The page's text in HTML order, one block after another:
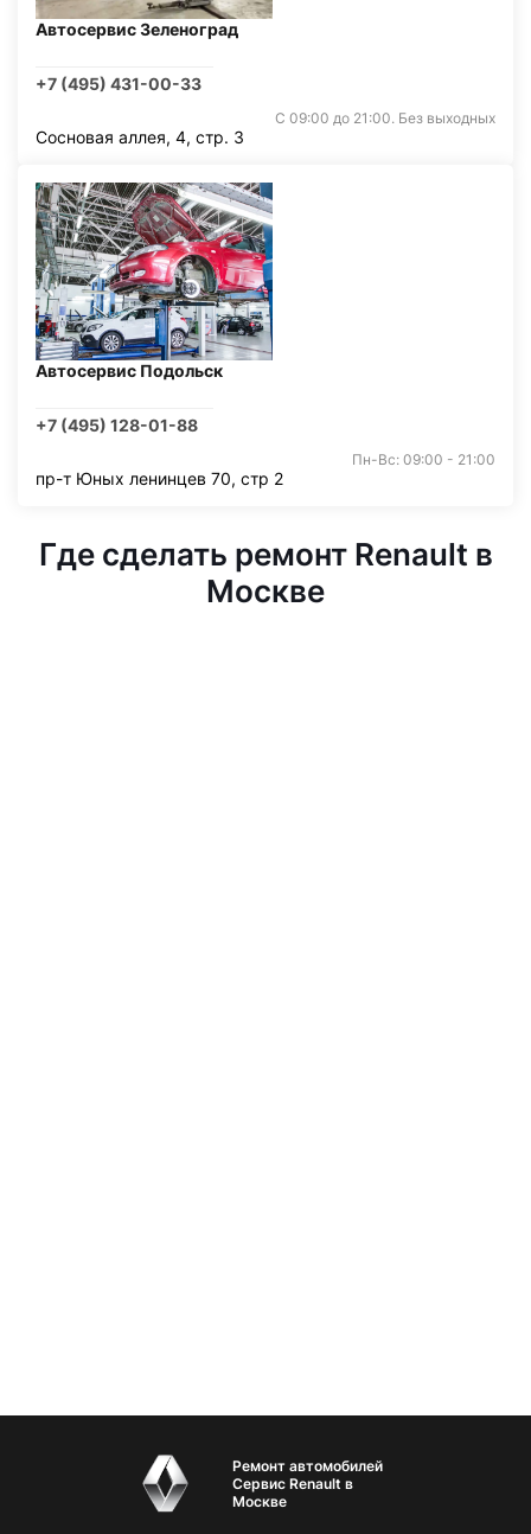
Автосервис Зеленоград
+7 (495) 431-00-33
С 09:00 до 21:00. Без выходных
Сосновая аллея, 4, стр. 3
Автосервис Подольск
+7 (495) 128-01-88
Пн-Вс: 09:00 - 21:00
пр-т Юных ленинцев 70, стр 2
Где сделать ремонт Renault в
Москве
Ремонт автомобилей
Сервис Renault в
Москве